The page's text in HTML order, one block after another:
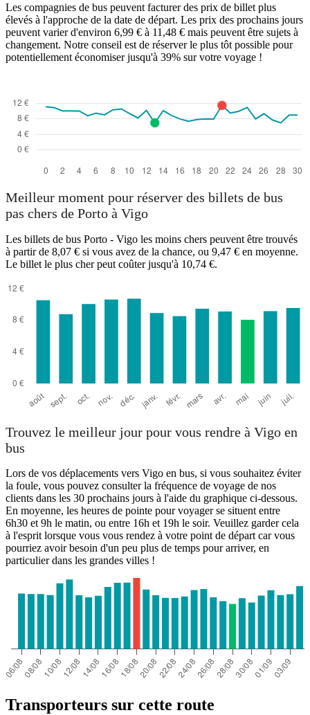
Les compagnies de bus peuvent facturer des prix de billet plus
élevés à l'approche de la date de départ. Les prix des prochains jours
peuvent varier d'environ 6,99 € à 11,48 € mais peuvent être sujets à
changement. Notre conseil est de réserver le plus tôt possible pour
potentiellement économiser jusqu'à 39% sur votre voyage !
Meilleur moment pour réserver des billets de bus
pas chers de Porto à Vigo
Les billets de bus Porto - Vigo les moins chers peuvent être trouvés
à partir de 8,07 € si vous avez de la chance, ou 9,47 € en moyenne.
Le billet le plus cher peut coûter jusqu'à 10,74 €.
Trouvez le meilleur jour pour vous rendre à Vigo en
bus
Lors de vos déplacements vers Vigo en bus, si vous souhaitez éviter
la foule, vous pouvez consulter la fréquence de voyage de nos
clients dans les 30 prochains jours à l'aide du graphique ci-dessous.
En moyenne, les heures de pointe pour voyager se situent entre
6h30 et 9h le matin, ou entre 16h et 19h le soir. Veuillez garder cela
à l'esprit lorsque vous vous rendez à votre point de départ car vous
pourriez avoir besoin d'un peu plus de temps pour arriver, en
particulier dans les grandes villes !
Transporteurs sur cette route